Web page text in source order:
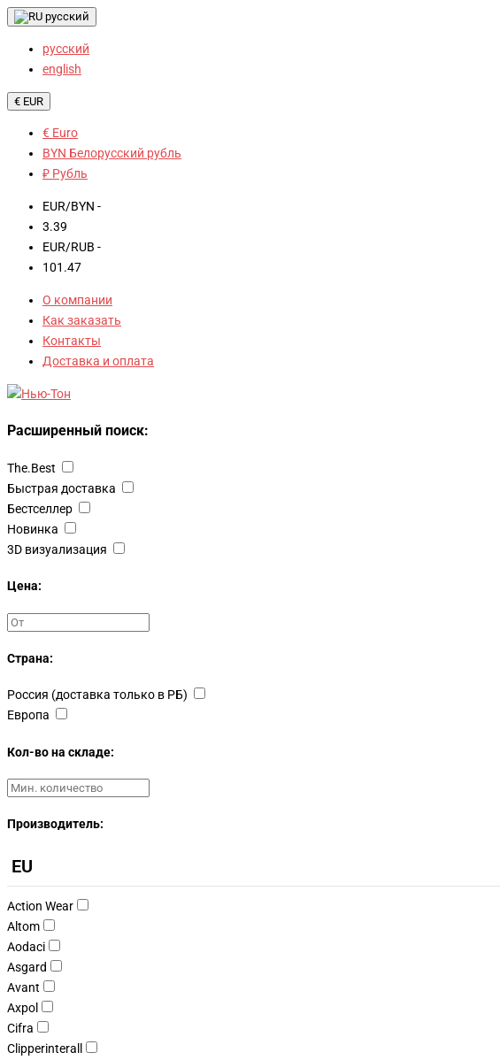
русский
русский
english
€ EUR
€ Euro
BYN Белорусский рубль
₽ Рубль
EUR/BYN -
3.39
EUR/RUB -
101.47
О компании
Как заказать
Контакты
Доставка и оплата
Расширенный поиск:
The.Best
Быстрая доставка
Бестселлер
Новинка
3D визуализация
Цена:
Страна:
Россия (доставка только в РБ)
Европа
Кол-во на складе:
Производитель:
EU
Action Wear
Altom
Aodaci
Asgard
Avant
Axpol
Cifra
Clipperinterall